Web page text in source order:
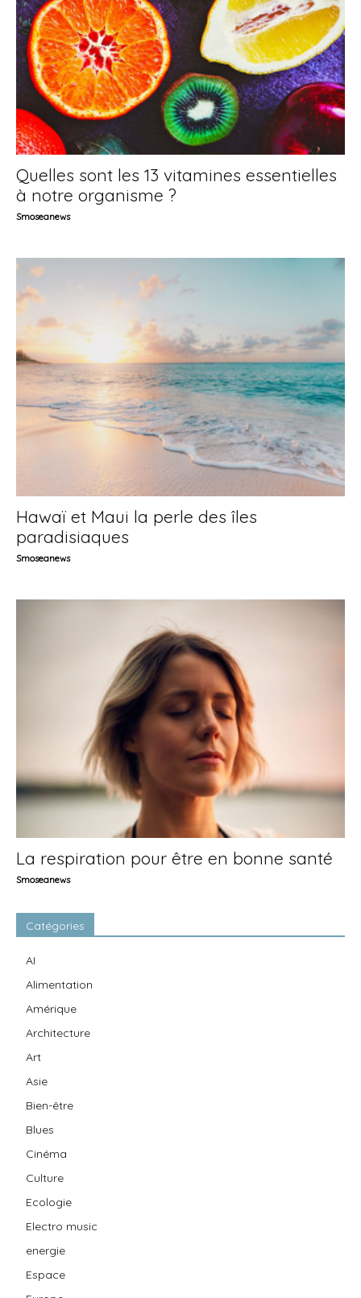
Quelles sont les 13 vitamines essentielles
à notre organisme ?
Smoseanews
Hawaï et Maui la perle des îles
paradisiaques
Smoseanews
La respiration pour être en bonne santé
Smoseanews
Catégories
AI
Alimentation
Amérique
Architecture
Art
Asie
Bien-être
Blues
Cinéma
Culture
Ecologie
Electro music
energie
Espace